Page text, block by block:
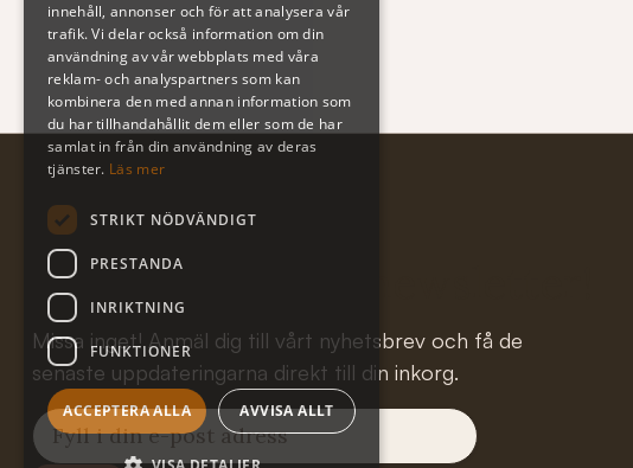
Subscribe to our newsletter!
Missa inget! Anmäl dig till vårt nyhetsbrev och få de
senaste uppdateringarna direkt till din inkorg.
innehåll, annonser och för att analysera vår
trafik. Vi delar också information om din
användning av vår webbplats med våra
reklam- och analyspartners som kan
kombinera den med annan information som
du har tillhandahållit dem eller som de har
samlat in från din användning av deras
tjänster. Läs mer
STRIKT NÖDVÄNDIGT
PRESTANDA
INRIKTNING
FUNKTIONER
ACCEPTERA ALLA AVVISA ALLT